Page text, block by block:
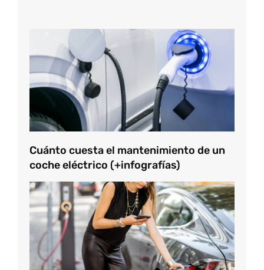
Cuánto cuesta el mantenimiento de un
coche eléctrico (+infografías)